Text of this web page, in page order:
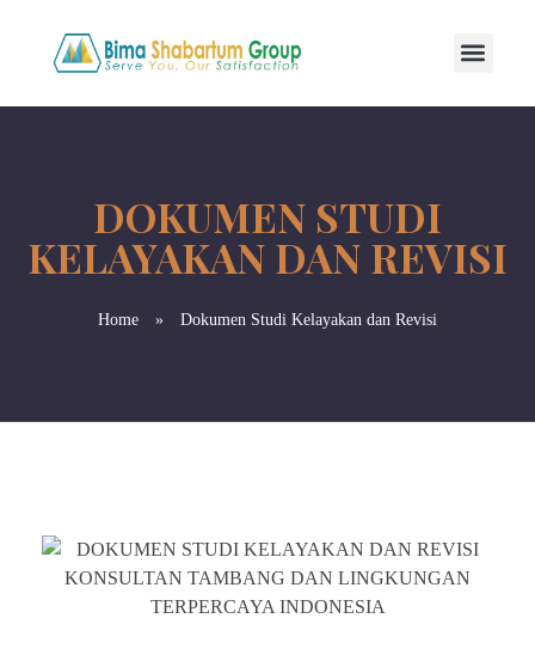
Home » Dokumen Studi Kelayakan dan Revisi
DOKUMEN STUDI
KELAYAKAN DAN REVISI